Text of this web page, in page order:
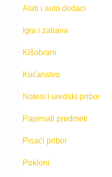
Alati i auto dodaci
Igra i zabava
Kišobrani
Kućanstvo
Notesi i uredski pribor
Papirnati predmeti
Pisaći pribor
Pokloni